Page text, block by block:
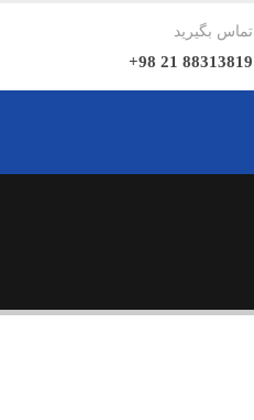
تماس بگیرید
88313819 21 98+